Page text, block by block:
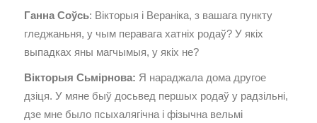
Ганна Соўсь: Вікторыя і Вераніка, з вашага пункту
гледжаньня, у чым перавага хатніх родаў? У якіх
выпадках яны магчымыя, у якіх не?
Вікторыя Сьмірнова: Я нараджала дома другое
дзіця. У мяне быў досьвед першых родаў у радзільні,
дзе мне было псыхалягічна і фізычна вельмі